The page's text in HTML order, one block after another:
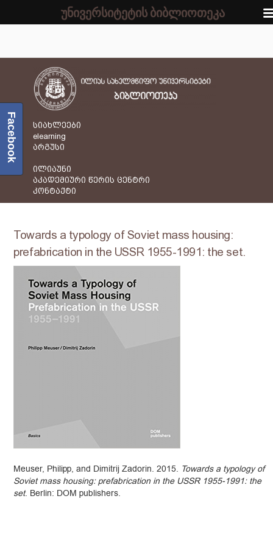
სიახლეები
elearning
არგუსი
ილიაუნი
აკადემიური წერის ცენტრი
კონტაქტი
Towards a typology of Soviet mass housing:
prefabrication in the USSR 1955-1991: the set.
Meuser, Philipp, and Dimitrij Zadorin. 2015. Towards a typology of
Soviet mass housing: prefabrication in the USSR 1955-1991: the
set. Berlin: DOM publishers.
Facebook
უნივერსიტეტის ბიბლიოთეკა